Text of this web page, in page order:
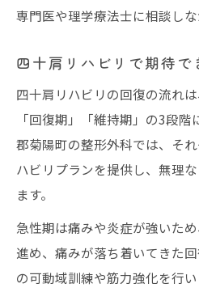
専門医や理学療法士に相談しな
四十肩リハビリで期待で
四十肩リハビリの回復の流れ
「回復期」「維持期」の3段
郡菊陽町の整形外科では、そ
ハビリプランを提供し、無理
ます。
急性期は痛みや炎症が強いた
進め、痛みが落ち着いてきた
の可動域訓練や筋力強化を行い